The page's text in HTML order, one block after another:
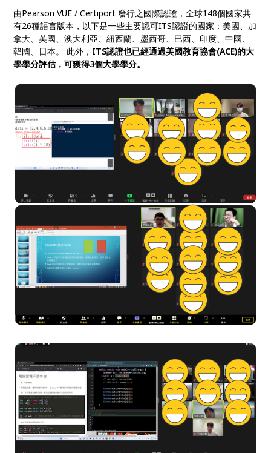
由Pearson VUE / Certiport 發行之國際認證，全球148個國家共
有26種語言版本，以下是一些主要認可ITS認證的國家：美國、加
拿大、英國、澳大利亞、紐西蘭、墨西哥、巴西、印度、中國、
韓國、日本。 此外， ITS認證也已經通過美國教育協會(ACE)的大
學學分評估，可獲得3個大學學分。